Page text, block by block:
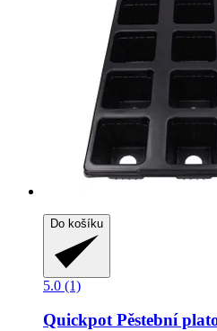
Do košíku
5.0 (1)
QuickpotPěstební